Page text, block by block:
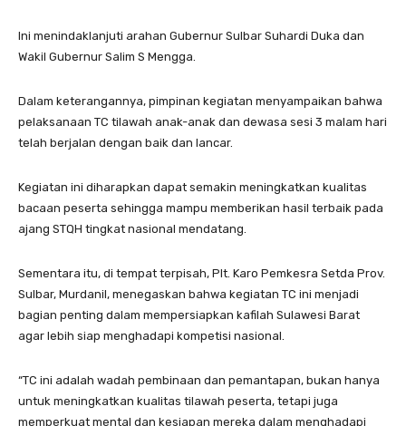
Ini menindaklanjuti arahan Gubernur Sulbar Suhardi Duka dan
Wakil Gubernur Salim S Mengga.
Dalam keterangannya, pimpinan kegiatan menyampaikan bahwa
pelaksanaan TC tilawah anak-anak dan dewasa sesi 3 malam hari
telah berjalan dengan baik dan lancar.
Kegiatan ini diharapkan dapat semakin meningkatkan kualitas
bacaan peserta sehingga mampu memberikan hasil terbaik pada
ajang STQH tingkat nasional mendatang.
Sementara itu, di tempat terpisah, Plt. Karo Pemkesra Setda Prov.
Sulbar, Murdanil, menegaskan bahwa kegiatan TC ini menjadi
bagian penting dalam mempersiapkan kafilah Sulawesi Barat
agar lebih siap menghadapi kompetisi nasional.
“TC ini adalah wadah pembinaan dan pemantapan, bukan hanya
untuk meningkatkan kualitas tilawah peserta, tetapi juga
memperkuat mental dan kesiapan mereka dalam menghadapi